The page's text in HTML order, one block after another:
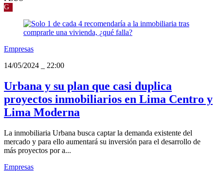
G
Empresas
14/05/2024
22:00
Urbana y su plan que casi duplica
proyectos inmobiliarios en Lima Centro y
Lima Moderna
La inmobiliaria Urbana busca captar la demanda existente del
mercado y para ello aumentará su inversión para el desarrollo de
más proyectos por a...
Empresas